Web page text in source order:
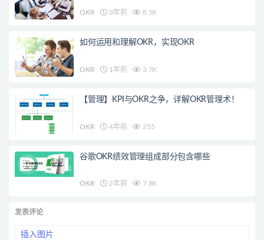
OKR 3年前 8.5K
如何运用和理解OKR，实现OKR
OKR 1年前 3.7K
【管理】KPI与OKR之争，详解OKR管理术！
OKR 4年前 255
谷歌OKR绩效管理组成部分包含哪些
OKR 2年前 7.8K
发表评论
插入图片